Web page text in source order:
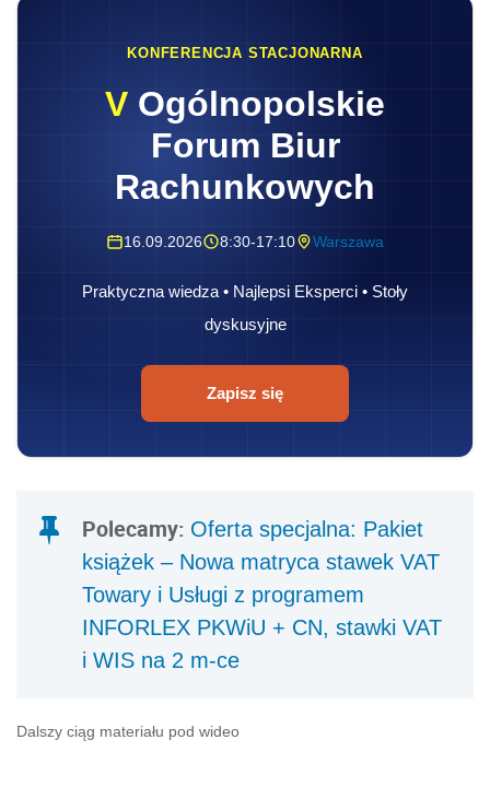
KONFERENCJA STACJONARNA
V Ogólnopolskie
Forum Biur
Rachunkowych
16.09.2026 8:30-17:10 Warszawa
Praktyczna wiedza • Najlepsi Eksperci • Stoły
dyskusyjne
Zapisz się
Polecamy: Oferta specjalna: Pakiet
książek – Nowa matryca stawek VAT
Towary i Usługi z programem
INFORLEX PKWiU + CN, stawki VAT
i WIS na 2 m-ce
Dalszy ciąg materiału pod wideo